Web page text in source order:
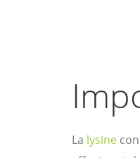
La lysine